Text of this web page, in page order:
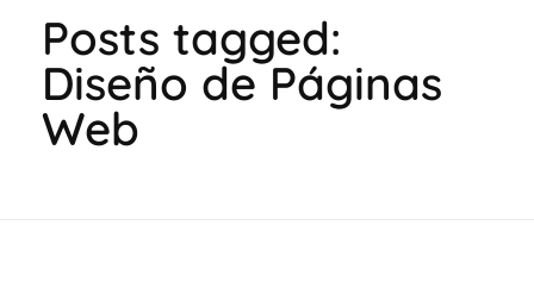
Posts tagged:
Diseño de Páginas
Web